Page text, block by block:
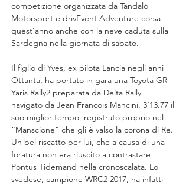
competizione organizzata da Tandalò
Motorsport e drivEvent Adventure corsa
quest’anno anche con la neve caduta sulla
Sardegna nella giornata di sabato.
Il figlio di Yves, ex pilota Lancia negli anni
Ottanta, ha portato in gara una Toyota GR
Yaris Rally2 preparata da Delta Rally
navigato da Jean Francois Mancini. 3’13.77 il
suo miglior tempo, registrato proprio nel
“Manscione” che gli è valso la corona di Re.
Un bel riscatto per lui, che a causa di una
foratura non era riuscito a contrastare
Pontus Tidemand nella cronoscalata. Lo
svedese, campione WRC2 2017, ha infatti